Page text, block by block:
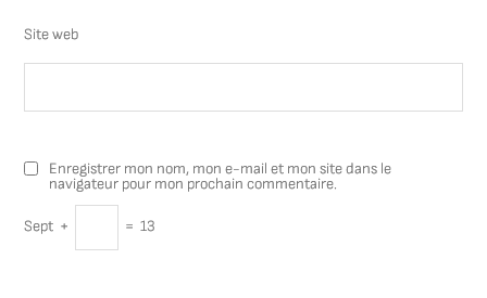
Site web
Enregistrer mon nom, mon e-mail et mon site dans le
navigateur pour mon prochain commentaire.
Sept + = 13